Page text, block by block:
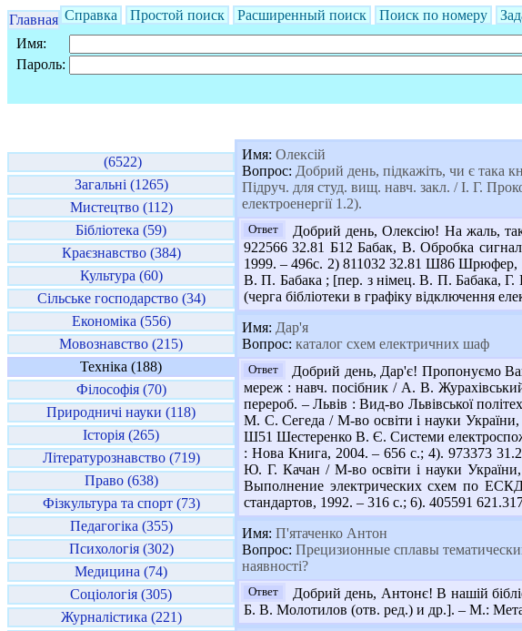
Главная Справка Простой поиск Расширенный поиск Поиск по номеру
Имя:
Пароль:
(6522)
Загальні (1265)
Мистецтво (112)
Бібліотека (59)
Краєзнавство (384)
Культура (60)
Сільське господарство (34)
Економіка (556)
Мовознавство (215)
Техніка (188)
Філософія (70)
Природничі науки (118)
Історія (265)
Літературознавство (719)
Право (638)
Фізкультура та спорт (73)
Педагогіка (355)
Психологія (302)
Медицина (74)
Соціологія (305)
Журналістика (221)
Имя: Олексій
Вопрос: Добрий день, підкажіть, чи є така
Підруч. для студ. вищ. навч. закл. / І. Г.
електроенергії 1.2).
Ответ
Добрий день, Олексію! На жаль,
922566 32.81 Б12 Бабак, В. Обробка
1999. – 496с. 2) 811032 32.81 Ш86 Шрюфер,
В. П. Бабака ; [пер. з німец. В. П. Бабака, Г.
(черга бібліотеки в графіку відключення
Имя: Дар'я
Вопрос: каталог схем електричних шаф
Ответ
Добрий день, Дар'є! Пропонуємо
мереж : навч. посібник / А. В.
перероб. – Львів : Вид-во Львівської
М. С. Сегеда / М-во освіти і науки України,
Ш51 Шестеренко В. Є. Системи
: Нова Книга, 2004. – 656 с.; 4). 973373
Ю. Г. Качан / М-во освіти і науки
Выполнение электрических схем по
стандартов, 1992. – 316 с.; 6). 405591
Имя: П'ятаченко Антон
Вопрос: Прецизионные сплавы
наявності?
Ответ
Добрий день, Антонє! В нашій
Б. В. Молотилов (отв. ред.) и др.]. – М.: